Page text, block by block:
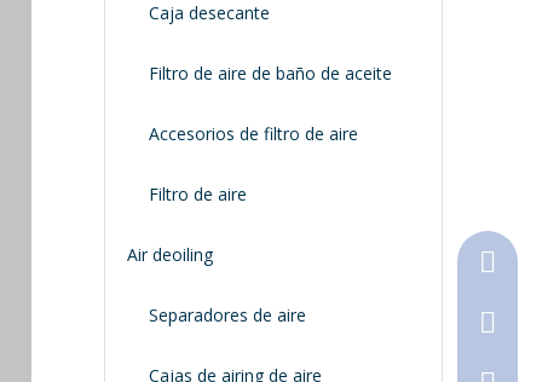
Caja desecante
Filtro de aire de baño de aceite
Accesorios de filtro de aire
Filtro de aire
Air deoiling
Separadores de aire
Cajas de airing de aire
+86-
+86-